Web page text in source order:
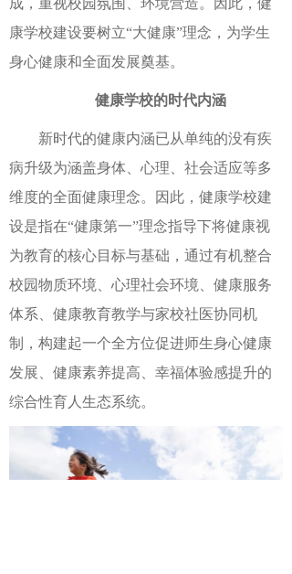
成，重视校园氛围、环境营造。因此，健
康学校建设要树立“大健康”理念，为学生
身心健康和全面发展奠基。
健康学校的时代内涵
新时代的健康内涵已从单纯的没有疾
病升级为涵盖身体、心理、社会适应等多
维度的全面健康理念。因此，健康学校建
设是指在“健康第一”理念指导下将健康视
为教育的核心目标与基础，通过有机整合
校园物质环境、心理社会环境、健康服务
体系、健康教育教学与家校社医协同机
制，构建起一个全方位促进师生身心健康
发展、健康素养提高、幸福体验感提升的
综合性育人生态系统。